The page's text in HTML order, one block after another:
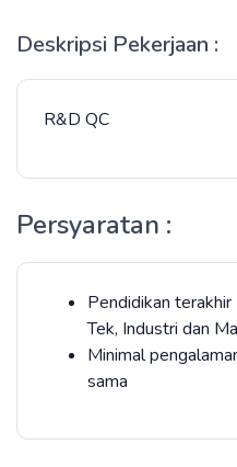
Deskripsi Pekerjaan :
R&D QC
Persyaratan :
Pendidikan
Tek, Industri dan
Minimal
sama